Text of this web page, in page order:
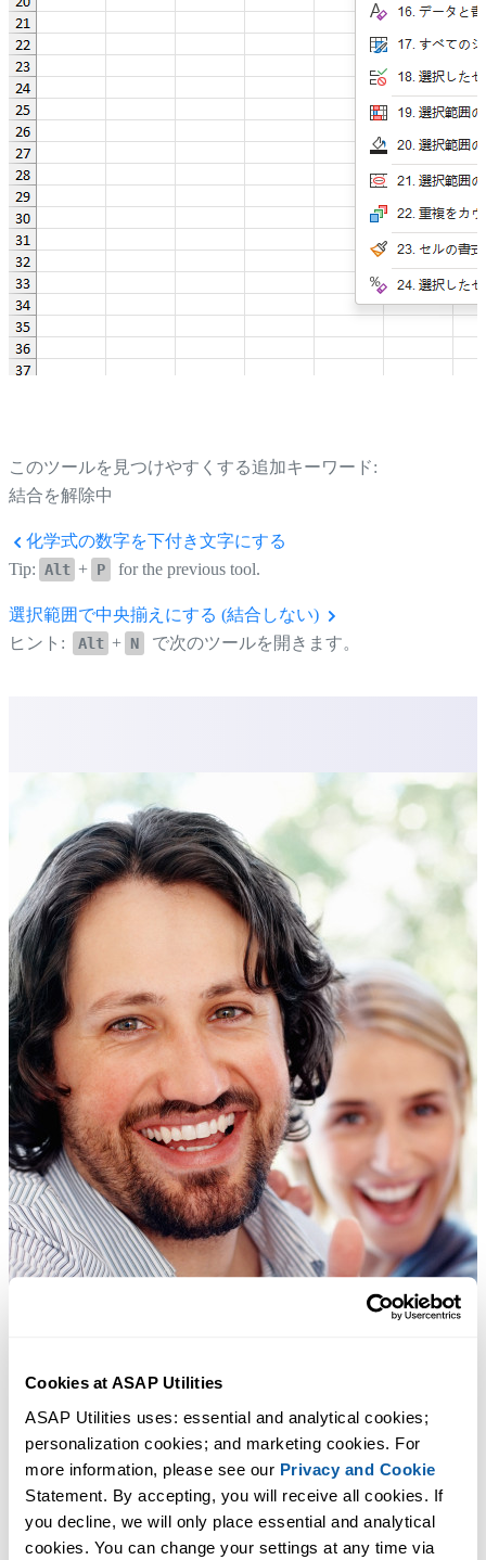
Cookies at ASAP Utilities
ASAP Utilities uses: essential and analytical cookies;
personalization cookies; and marketing cookies. For
more information, please see our Privacy and Cookie
Statement. By accepting, you will receive all cookies. If
you decline, we will only place essential and analytical
cookies. You can change your settings at any time via
このツールを見つけやすくする追加キーワード:
結合を解除中
化学式の数字を下付き文字にする
Tip: Alt + P for the previous tool.
選択範囲で中央揃えにする (結合しない)
ヒント:
Alt + N で次のツールを開きます。